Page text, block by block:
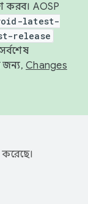
করব। AOSP
latest-
release
জন্য, Changes